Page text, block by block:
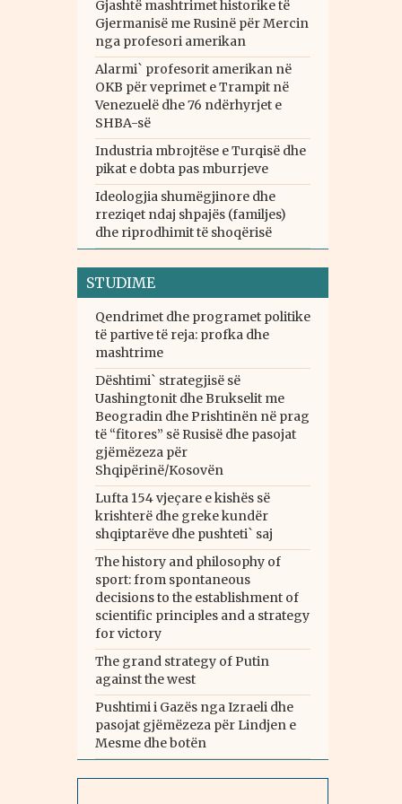
Gjashtë mashtrimet historike të
Gjermanisë me Rusinë për Mercin
nga profesori amerikan
Alarmi` profesorit amerikan në
OKB për veprimet e Trampit në
Venezuelë dhe 76 ndërhyrjet e
SHBA-së
Industria mbrojtëse e Turqisë dhe
pikat e dobta pas mburrjeve
Ideologjia shumëgjinore dhe
rreziqet ndaj shpajës (familjes)
dhe riprodhimit të shoqërisë
STUDIME
Qendrimet dhe programet politike
të partive të reja: profka dhe
mashtrime
Dështimi` strategjisë së
Uashingtonit dhe Brukselit me
Beogradin dhe Prishtinën në prag
të “fitores” së Rusisë dhe pasojat
gjëmëzeza për
Shqipërinë/Kosovën
Lufta 154 vjeçare e kishës së
krishterë dhe greke kundër
shqiptarëve dhe pushteti` saj
The history and philosophy of
sport: from spontaneous
decisions to the establishment of
scientific principles and a strategy
for victory
The grand strategy of Putin
against the west
Pushtimi i Gazës nga Izraeli dhe
pasojat gjëmëzeza për Lindjen e
Mesme dhe botën